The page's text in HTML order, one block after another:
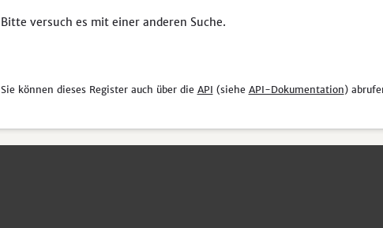
Bitte versuch es mit einer anderen Suche.
Sie können dieses Register auch über die API (siehe API-Dokumentation)